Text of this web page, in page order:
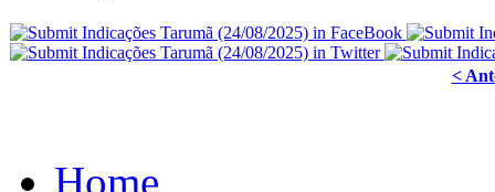
<
Home